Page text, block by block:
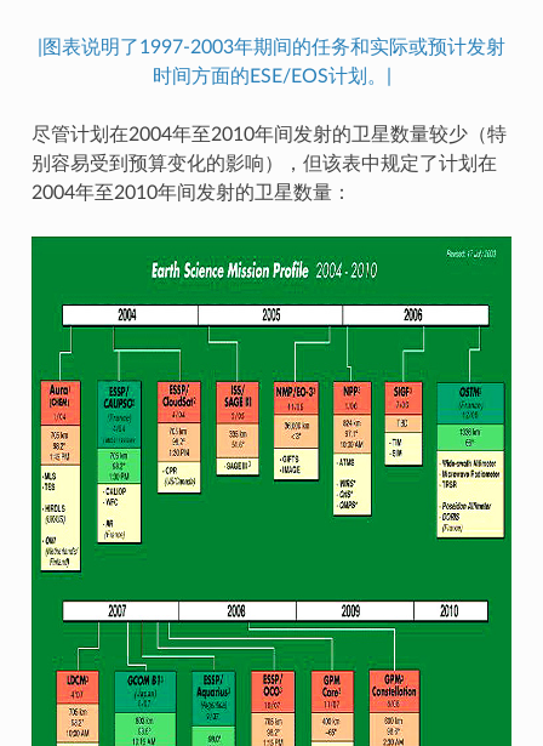
|图表说明了1997-2003年期间的任务和实际或预计发射
时间方面的ESE/EOS计划。|
尽管计划在2004年至2010年间发射的卫星数量较少（特
别容易受到预算变化的影响），但该表中规定了计划在
2004年至2010年间发射的卫星数量：